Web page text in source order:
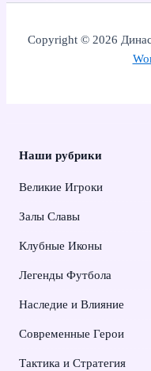
Copyright © 2026
Наши рубрики
Великие Игроки
Залы Славы
Клубные Иконы
Легенды Футбола
Наследие и Влияние
Современные Герои
Тактика и Стратегия